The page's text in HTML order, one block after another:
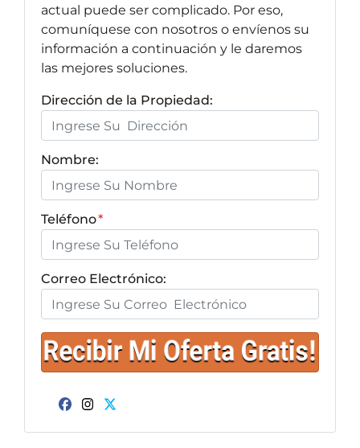
actual puede ser complicado. Por eso,
comuníquese con nosotros o envíenos su
información a continuación y le daremos
las mejores soluciones.
Dirección de la Propiedad:
Nombre:
Teléfono*
Correo Electrónico:
Facebook